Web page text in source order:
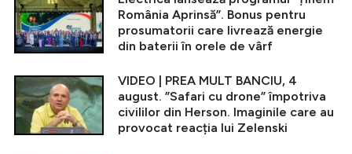
România Aprinsă”. Bonus pentru
prosumatorii care livrează energie
din baterii în orele de vârf
VIDEO | PREA MULT BANCIU, 4
august. ”Safari cu drone” împotriva
civililor din Herson. Imaginile care au
provocat reacția lui Zelenski